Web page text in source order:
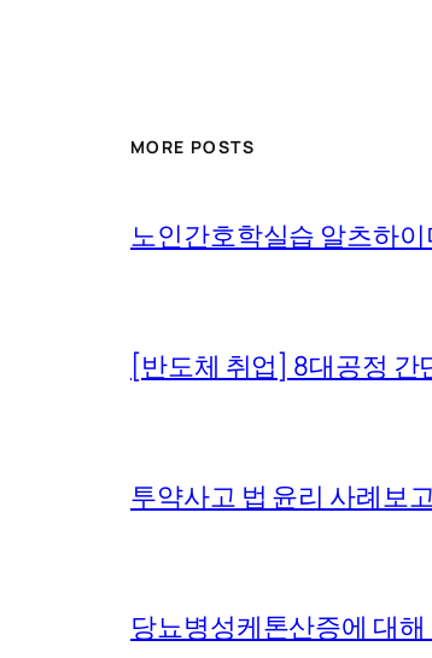
MORE POSTS
노인간호학실습 알츠하
[반도체 취업] 8대공정 간
투약사고 법 윤리 사례보
당뇨병성케톤산증에 대